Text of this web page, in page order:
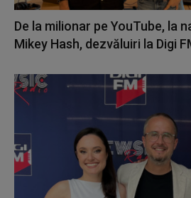
De la milionar pe YouTube, la
Mikey Hash, dezvăluiri la Digi